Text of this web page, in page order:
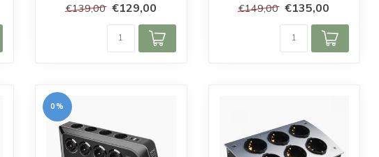
kla...
€139,00 €129,00
Leist...
€149,00 €135,00
0%